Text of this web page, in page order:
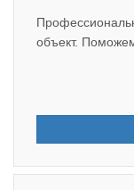
объект.